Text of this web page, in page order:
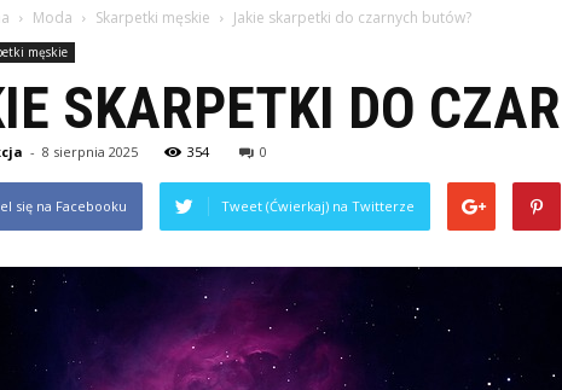
Moda Skarpetki męskie Jakie skarpetki do czarnych butów?
męskie
SKARPETKI DO
- 8 sierpnia 2025 354 0
się na Facebooku Tweet (Ćwierkaj) na Twitterze